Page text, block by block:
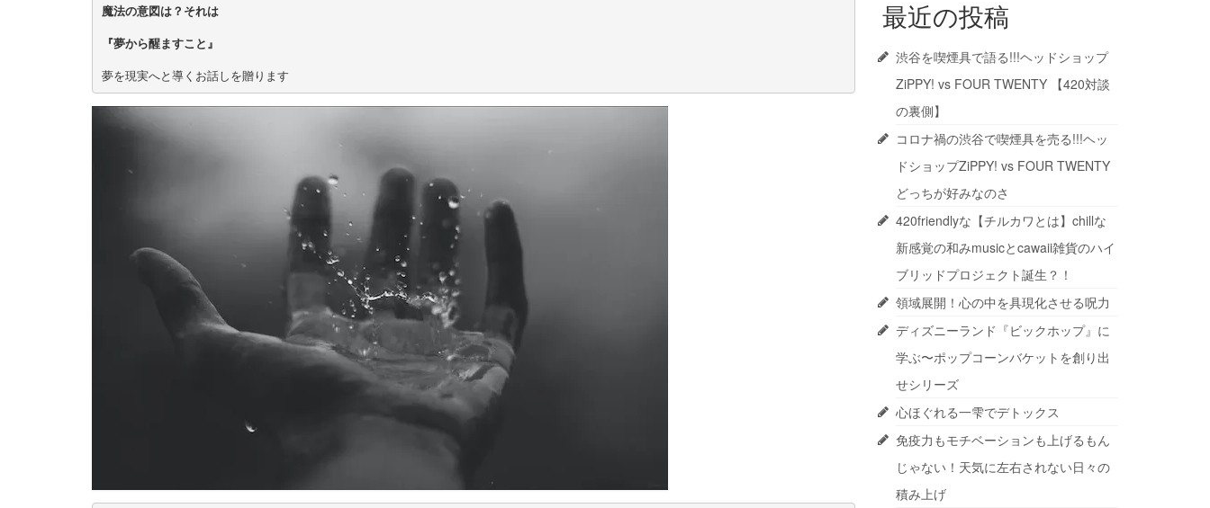
魔法の意図は？それは
『夢から醒ますこと』
夢を現実へと導くお話しを贈ります
最近の投稿
渋谷を喫煙具で語る!!!ヘッドショップ
ZiPPY! vs FOUR TWENTY 【420対談
の裏側】
コロナ禍の渋谷で喫煙具を売る!!!ヘッ
ドショップZiPPY! vs FOUR TWENTY
どっちが好みなのさ
420friendlyな【チルカワとは】chillな
新感覚の和みmusicとcawaii雑貨のハイ
ブリッドプロジェクト誕生？！
領域展開！心の中を具現化させる呪力
ディズニーランド『ビックホップ』に
学ぶ〜ポップコーンバケットを創り出
せシリーズ
心ほぐれる一雫でデトックス
免疫力もモチベーションも上げるもん
じゃない！天気に左右されない日々の
積み上げ